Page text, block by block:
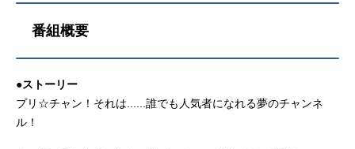
番組概要
●ストーリー
プリ☆チャン！それは......誰でも人気者になれる夢のチャンネ
ル！